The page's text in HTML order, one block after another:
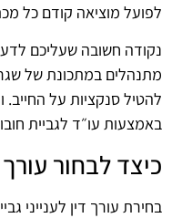
לפועל מוציאה קודם כל
נקודה חשובה שעליכם
מתנהלים במתכונת של
להטיל סנקציות על
באמצעות עו״ד לגביית
כיצד לבחור
בחירת עורך דין לענייני